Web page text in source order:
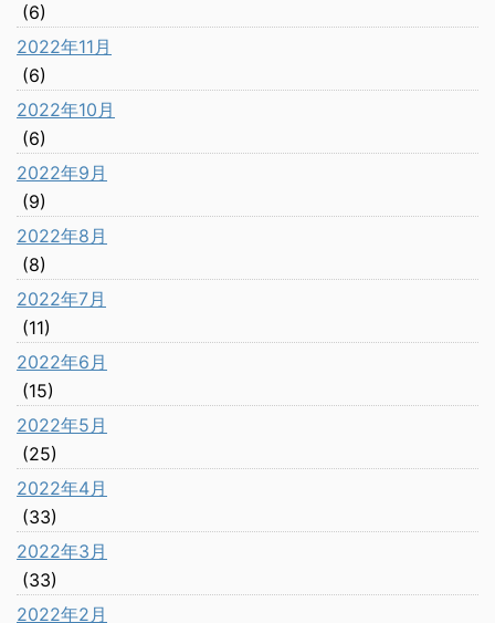
(6)
2022年11月
(6)
2022年10月
(6)
2022年9月
(9)
2022年8月
(8)
2022年7月
(11)
2022年6月
(15)
2022年5月
(25)
2022年4月
(33)
2022年3月
(33)
2022年2月